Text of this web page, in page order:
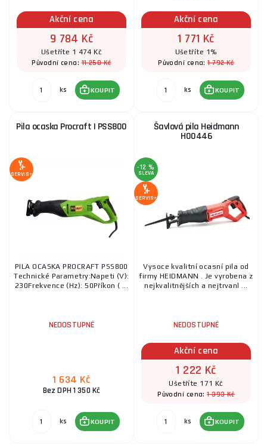
Akční cena
9 784 Kč
Ušetříte 1 474 Kč
Původní cena:11 258 Kč
ks KOUPIT
Akční cena
1 771 Kč
Ušetříte 1%
Původní cena:1 792 Kč
ks KOUPIT
Pila ocaska Procraft | PSS800
SERVIS+
PILA OCASKA PROCRAFT PSS800
Technické Parametry:Napeti (V):
230Frekvence (Hz): 50Příkon ( ...
NEDOSTUPNÉ
1 634 Kč
Bez DPH 1 350 Kč
ks KOUPIT
Šavlová pila Heidmann
H00446
-12 %
SLEVA
SERVIS+
Vysoce kvalitní ocasní pila od
firmy HEIDMANN . Je vyrobena z
nejkvalitnějších a nejtrvanl ...
NEDOSTUPNÉ
Akční cena
1 222 Kč
Ušetříte 171 Kč
Původní cena:1 393 Kč
ks KOUPIT